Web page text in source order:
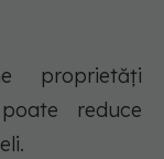
proprietăți
reduce